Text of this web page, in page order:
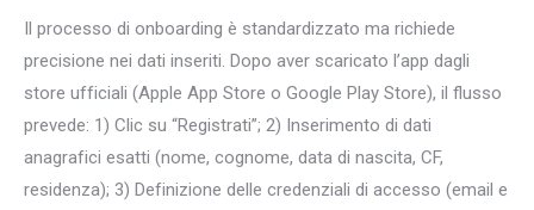
Il processo di onboarding è standardizzato ma richiede
precisione nei dati inseriti. Dopo aver scaricato l’app dagli
store ufficiali (Apple App Store o Google Play Store), il flusso
prevede: 1) Clic su “Registrati”; 2) Inserimento di dati
anagrafici esatti (nome, cognome, data di nascita, CF,
residenza); 3) Definizione delle credenziali di accesso (email e